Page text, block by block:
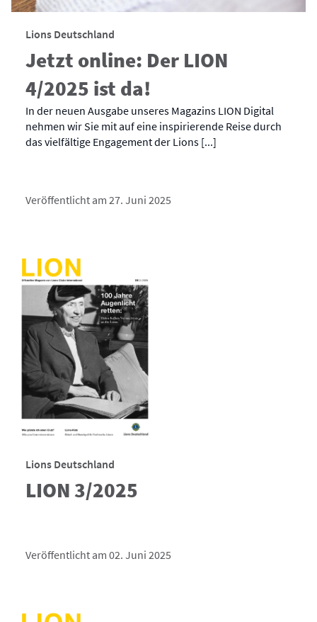
Lions Deutschland
Jetzt online: Der LION
4/2025 ist da!
In der neuen Ausgabe unseres Magazins LION Digital
nehmen wir Sie mit auf eine inspirierende Reise durch
das vielfältige Engagement der Lions [...]
Veröffentlicht am 27. Juni 2025
Lions Deutschland
LION 3/2025
Veröffentlicht am 02. Juni 2025